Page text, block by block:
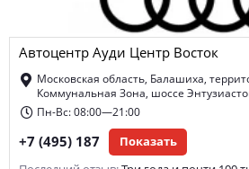
Автоцентр Ауди Центр Восток
Московская область, Балашиха,
Коммунальная Зона, шоссе
Пн-Вс: 08:00—21:00
+7 (495) 187 Показать